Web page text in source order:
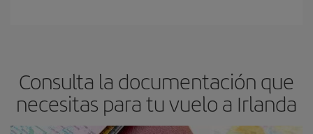
Consulta la documentación que
necesitas para tu vuelo a Irlanda